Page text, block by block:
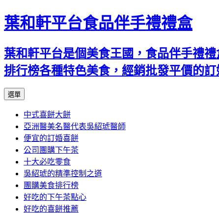
葉和軒平台食品伴手禮禮盒
葉和軒平台是個美食王國，食品伴手禮
排行榜各種特色美食，經銷批發平價的
選單
內
容
中式喜餅大餅
亞洲醫美名醫代表吳紹琥醫師
便宜的訂婚喜餅
公司團購下午茶
十大必吃零食
吳紹琥的精準控制之道
團購美食排行榜
好吃的下午茶點心
好吃的喜餅推薦